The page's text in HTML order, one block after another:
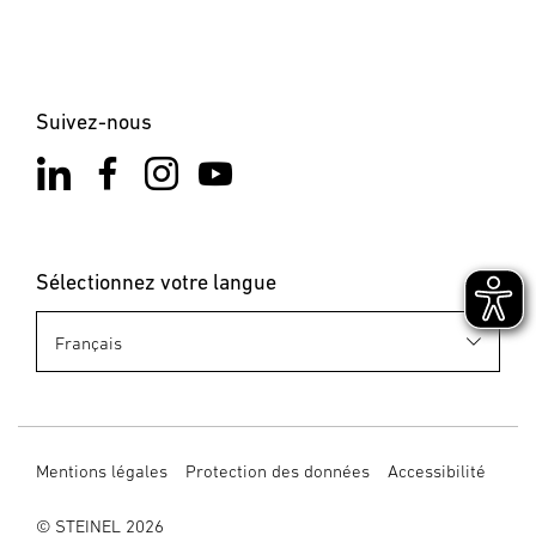
Suivez-nous
Sélectionnez votre langue
Mentions légales Protection des données Accessibilité
© STEINEL 2026